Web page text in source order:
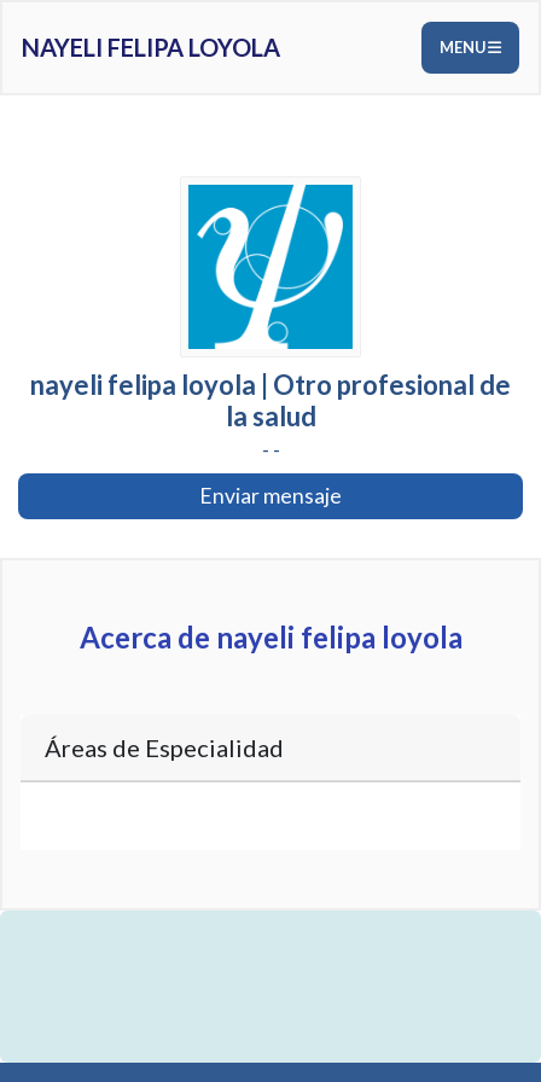
NAYELI FELIPA LOYOLA MENU
nayeli felipa loyola | Otro profesional de
la salud
- -
Enviar mensaje
Acerca de nayeli felipa loyola
Áreas de Especialidad